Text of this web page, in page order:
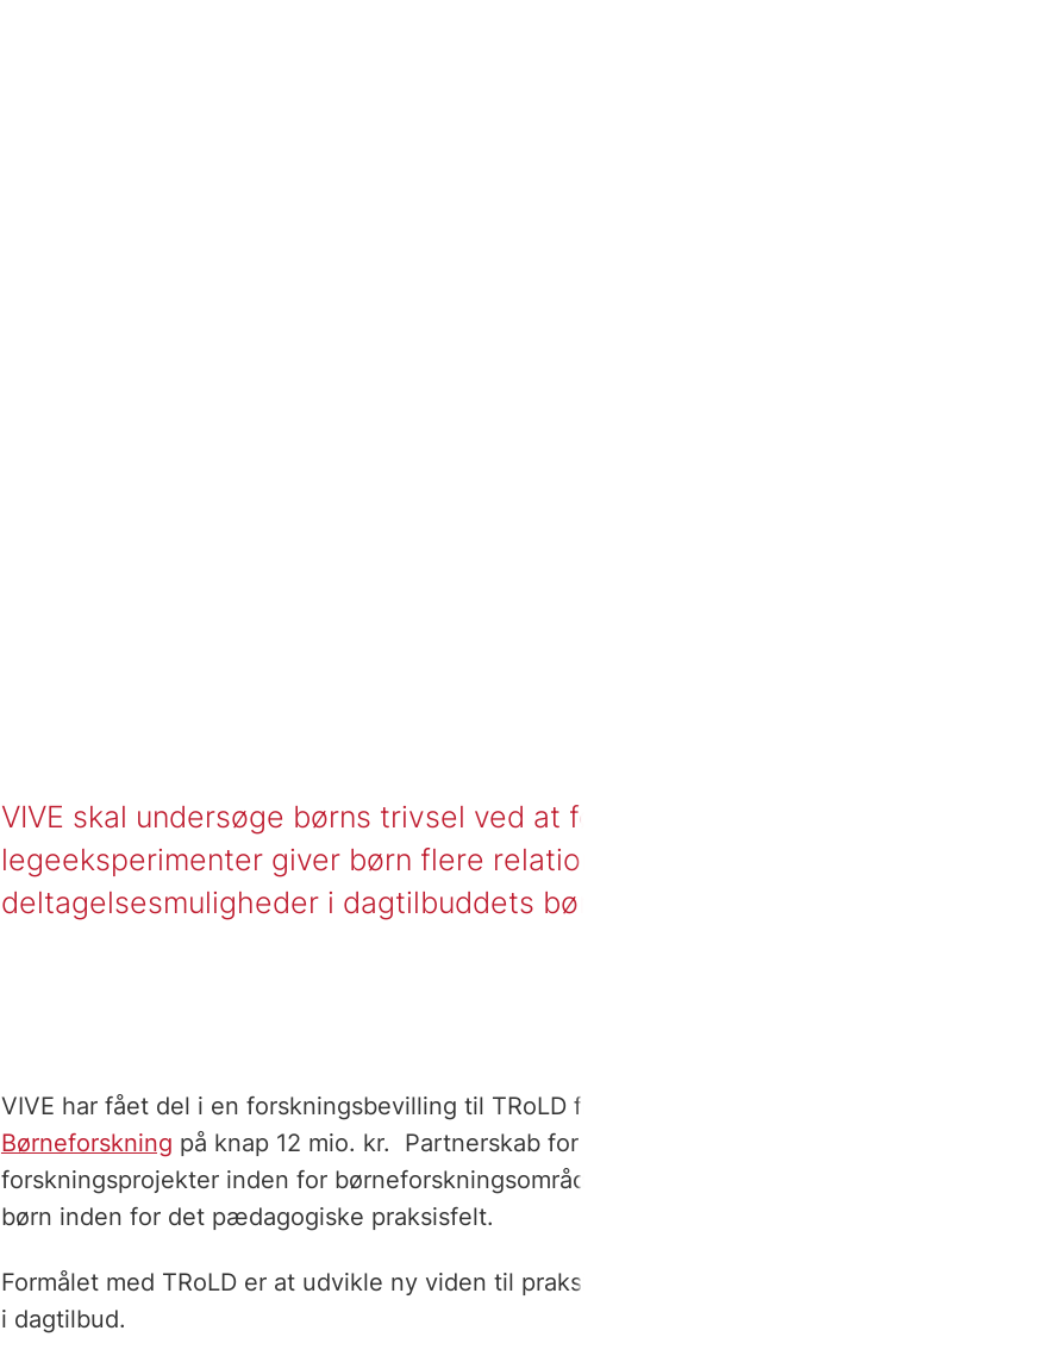
VIVE skal undersøge børns trivsel ved at følge, om
legeeksperimenter giver børn flere relationer og ændrer børns
deltagelsesmuligheder i dagtilbuddets børnefællesskaber.
VIVE har fået del i en forskningsbevilling til TRoLD fra
Børneforskning på knap 12 mio. kr. Partnerskab for Børneforskning støtter
forskningsprojekter inden for børneforskningsområdet med det formål at gavne
børn inden for det pædagogiske praksisfelt.
Formålet med TRoLD er at udvikle ny viden til praksis om arbejdet med børns trivsel
i dagtilbud.